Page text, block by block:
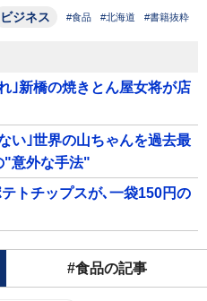
ビジネス #食品 #北海道 #書籍抜粋
｣新橋の焼きとん屋女将が店
い｣世界の山ちゃんを過去最
"意外な手法"
トチップスが､一袋150円の
#食品の記事